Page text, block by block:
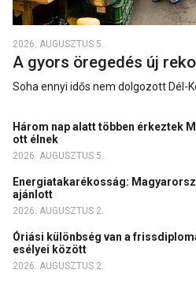
2026. AUGUSZTUS 5.
A gyors öregedés új
Soha ennyi idős nem dolgozott Dél-
Három nap alatt többen érkeztek
ott élnek
2026. AUGUSZTUS 5.
Energiatakarékosság:
ajánlott
2026. AUGUSZTUS 2.
Óriási különbség van a
esélyei között
2026. AUGUSZTUS 2.